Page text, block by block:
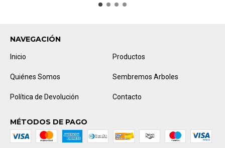
NAVEGACIÓN
Inicio Productos
Quiénes Somos Sembremos Arboles
Política de Devolución Contacto
MÉTODOS DE PAGO